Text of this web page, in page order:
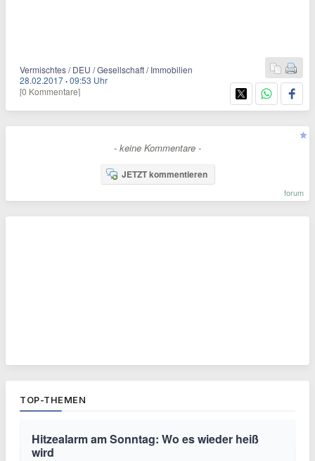
Vermischtes / DEU / Gesellschaft / Immobilien
28.02.2017 ·09:53 Uhr
[0 Kommentare]
- keine Kommentare -
JETZT kommentieren
forum
TOP-THEMEN
Hitzealarm am Sonntag: Wo es wieder heiß
wird